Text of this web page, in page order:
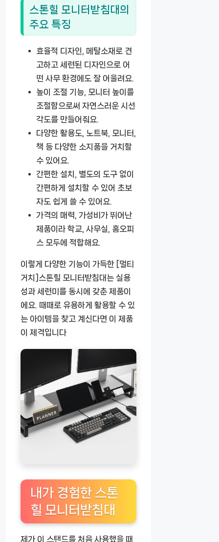
스톤힐 모니터받침대의
주요 특징
효율적 디자인
, 메탈소재로 견
고하고 세련된 디자인으로 어
떤 사무 환경에도 잘 어울려요.
높이 조절 기능 , 모니터 높이를
조절함으로써 자연스러운 시선
각도를 만들어줘요.
다양한 활용도
, 노트북, 모니터,
책 등 다양한 소지품을 거치할
수 있어요.
간편한 설치
, 별도의 도구 없이
간편하게 설치할 수 있어 초보
자도 쉽게 쓸 수 있어요.
가격의 매력 , 가성비가 뛰어난
제품이라 학교, 사무실, 홈오피
스 모두에 적합해요.
이렇게 다양한 기능이 가득한 [멀티
거치]스톤힐 모니터받침대 는 실용
성과 세련미를 동시에 갖춘 제품이
에요. 때때로 유용하게 활용할 수 있
는 아이템을 찾고 계신다면 이 제품
이 제격입니다
내가 경험한 스톤
힐 모니터받침대
제가 이 스탠드를 처음 사용했을 때